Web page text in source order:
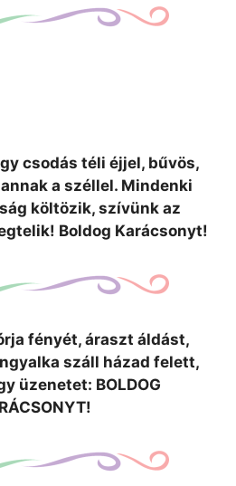
csodás téli éjjel, bűvös,
a széllel. Mindenki
költözik, szívünk az
Boldog Karácsonyt!
fényét, áraszt áldást,
száll házad felett,
üzenetet: BOLDOG